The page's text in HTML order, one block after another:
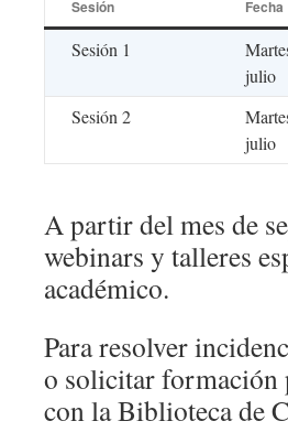
Sesión Fecha
Sesión 1
julio
Sesión 2
julio
A partir del mes de
webinars y talleres
académico.
Para resolver
o solicitar formación
con la Biblioteca de